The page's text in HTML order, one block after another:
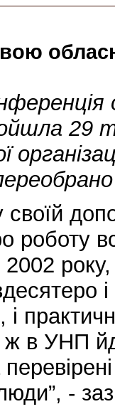
29
роботу
року,
і
ж в УНП
люди”, -